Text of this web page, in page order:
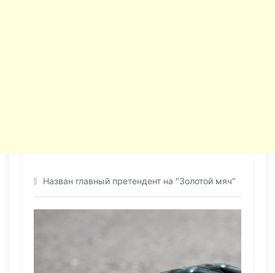
Назван главный претендент на "Золотой мяч"